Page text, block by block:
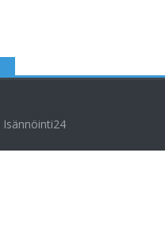
Isännöinti24